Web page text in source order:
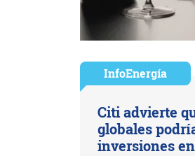
InfoEnergía
Citi advierte
globales
inversiones